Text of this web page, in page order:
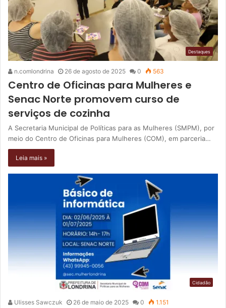
Destaques
n.comlondrina 26 de agosto de 2025 0 563
Centro de Oficinas para Mulheres e
Senac Norte promovem curso de
serviços de cozinha
A Secretaria Municipal de Políticas para as Mulheres (SMPM), por
meio do Centro de Oficinas para Mulheres (COM), em parceria…
Leia mais »
Cidadão
Ulisses Sawczuk 26 de maio de 2025 0 1.151